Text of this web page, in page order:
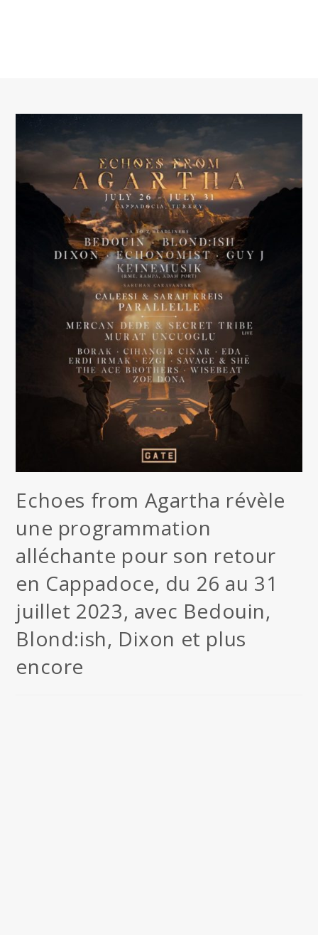
Echoes from Agartha révèle
une programmation
alléchante pour son retour
en Cappadoce, du 26 au 31
juillet 2023, avec Bedouin,
Blond:ish, Dixon et plus
encore